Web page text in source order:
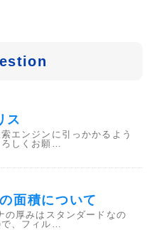
ス
エンジンに引っかかるよう
しくお願…
面積について
の厚みはスタンダードなの
、フィル…